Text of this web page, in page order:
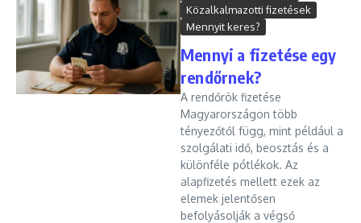
Közalkalmazotti fizetések
Mennyit keres?
Mennyi a fizetése egy
rendőrnek?
A rendőrök fizetése
Magyarországon több
tényezőtől függ, mint például a
szolgálati idő, beosztás és a
különféle pótlékok. Az
alapfizetés mellett ezek az
elemek jelentősen
befolyásolják a végső